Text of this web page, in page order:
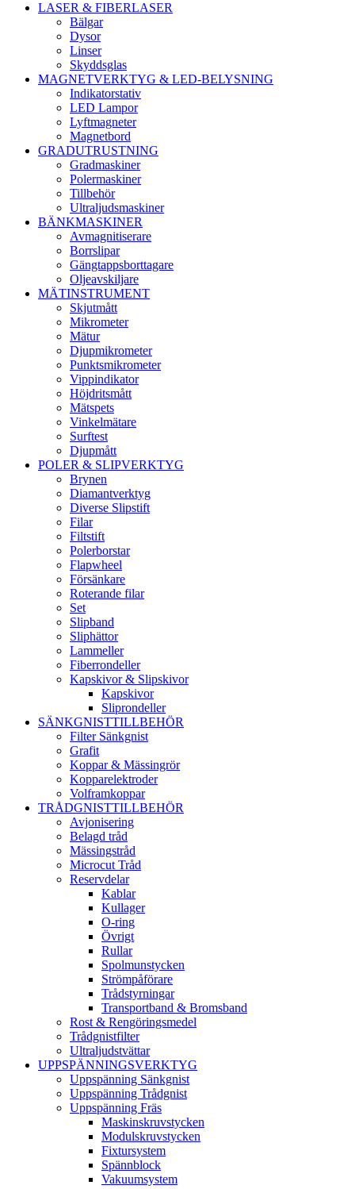
LASER & FIBERLASER
Bälgar
Dysor
Linser
Skyddsglas
MAGNETVERKTYG & LED-BELYSNING
Indikatorstativ
LED Lampor
Lyftmagneter
Magnetbord
GRADUTRUSTNING
Gradmaskiner
Polermaskiner
Tillbehör
Ultraljudsmaskiner
BÄNKMASKINER
Avmagnitiserare
Borrslipar
Gängtappsborttagare
Oljeavskiljare
MÄTINSTRUMENT
Skjutmått
Mikrometer
Mätur
Djupmikrometer
Punktsmikrometer
Vippindikator
Höjdritsmått
Mätspets
Vinkelmätare
Surftest
Djupmått
POLER & SLIPVERKTYG
Brynen
Diamantverktyg
Diverse Slipstift
Filar
Filtstift
Polerborstar
Flapwheel
Försänkare
Roterande filar
Set
Slipband
Sliphättor
Lammeller
Fiberrondeller
Kapskivor & Slipskivor
Kapskivor
Sliprondeller
SÄNKGNISTTILLBEHÖR
Filter Sänkgnist
Grafit
Koppar & Mässingrör
Kopparelektroder
Volframkoppar
TRÅDGNISTTILLBEHÖR
Avjonisering
Belagd tråd
Mässingstråd
Microcut Tråd
Reservdelar
Kablar
Kullager
O-ring
Övrigt
Rullar
Spolmunstycken
Strömpåförare
Trådstyrningar
Transportband & Bromsband
Rost & Rengöringsmedel
Trådgnistfilter
Ultraljudstvättar
UPPSPÄNNINGSVERKTYG
Uppspänning Sänkgnist
Uppspänning Trådgnist
Uppspänning Fräs
Maskinskruvstycken
Modulskruvstycken
Fixtursystem
Spännblock
Vakuumsystem